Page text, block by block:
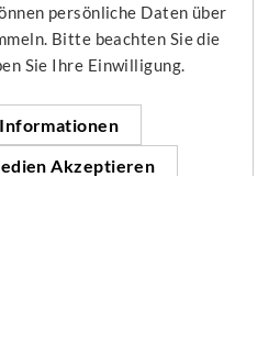
persönliche Daten über
Bitte beachten Sie die
Sie Ihre Einwilligung.
Akzeptieren